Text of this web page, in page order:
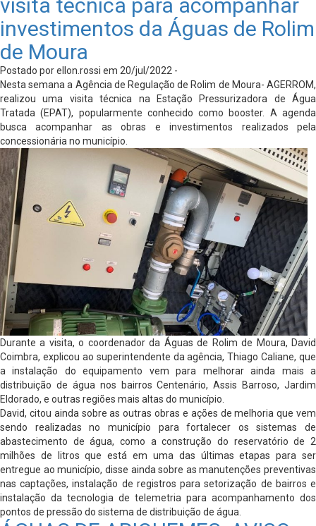
visita técnica para acompanhar
investimentos da Águas de Rolim
de Moura
Postado por ellon.rossi em 20/jul/2022 -
Nesta semana a Agência de Regulação de Rolim de Moura- AGERROM,
realizou uma visita técnica na Estação Pressurizadora de Água
Tratada (EPAT), popularmente conhecido como booster. A agenda
busca acompanhar as obras e investimentos realizados pela
concessionária no município.
Durante a visita, o coordenador da Águas de Rolim de Moura, David
Coimbra, explicou ao superintendente da agência, Thiago Caliane, que
a instalação do equipamento vem para melhorar ainda mais a
distribuição de água nos bairros Centenário, Assis Barroso, Jardim
Eldorado, e outras regiões mais altas do município.
David, citou ainda sobre as outras obras e ações de melhoria que vem
sendo realizadas no município para fortalecer os sistemas de
abastecimento de água, como a construção do reservatório de 2
milhões de litros que está em uma das últimas etapas para ser
entregue ao município, disse ainda sobre as manutenções preventivas
nas captações, instalação de registros para setorização de bairros e
instalação da tecnologia de telemetria para acompanhamento dos
pontos de pressão do sistema de distribuição de água.